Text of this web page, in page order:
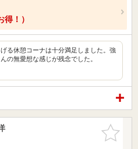
！）
る休憩コーナは十分満足しました。強
の無愛想な感じが残念でした。
お気に入
りに追加